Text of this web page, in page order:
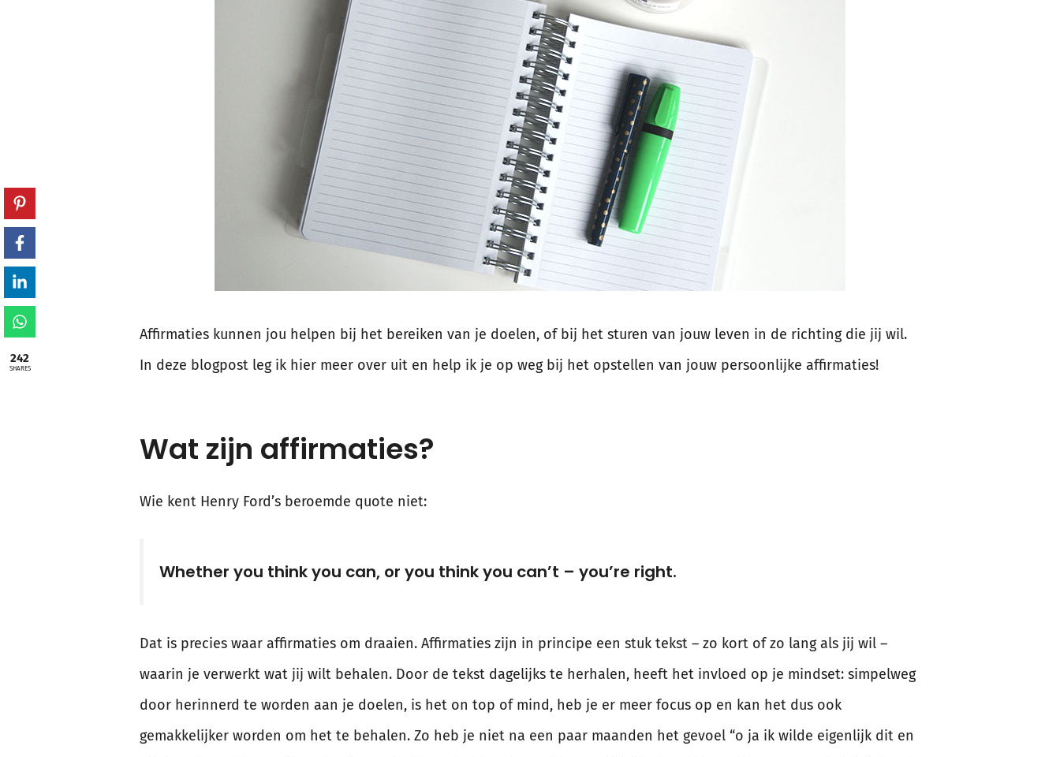
Affirmaties kunnen jou helpen bij het bereiken van je doelen, of bij het sturen van jouw leven in de richting die jij wil.
In deze blogpost leg ik hier meer over uit en help ik je op weg bij het opstellen van jouw persoonlijke affirmaties!
Wat zijn affirmaties?
Wie kent Henry Ford’s beroemde quote niet:
Whether you think you can, or you think you can’t – you’re right.
Dat is precies waar affirmaties om draaien. Affirmaties zijn in principe een stuk tekst – zo kort of zo lang als jij wil –
waarin je verwerkt wat jij wilt behalen. Door de tekst dagelijks te herhalen, heeft het invloed op je mindset: simpelweg
door herinnerd te worden aan je doelen, is het on top of mind, heb je er meer focus op en kan het dus ook
gemakkelijker worden om het te behalen. Zo heb je niet na een paar maanden het gevoel “o ja ik wilde eigenlijk dit en
242
SHARES